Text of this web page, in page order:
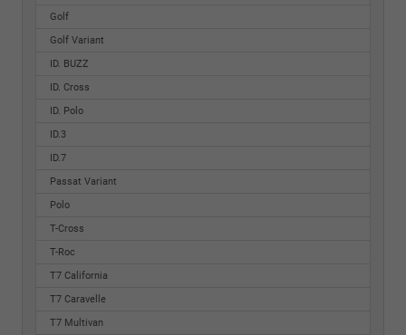
Golf
Golf Variant
ID. BUZZ
ID. Cross
ID. Polo
ID.3
ID.7
Passat Variant
Polo
T-Cross
T-Roc
T7 California
T7 Caravelle
T7 Multivan